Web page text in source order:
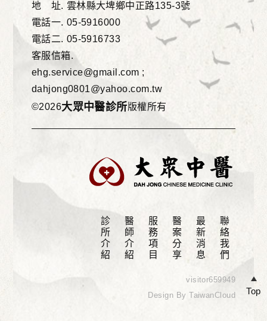
Top
地 址. 雲林縣大埤鄉中正路135-3號
電話一. 05-5916000
電話二. 05-5916733
客服信箱.
ehg.service@gmail.com ;
dahjong0801@yahoo.com.tw
©2026大眾中醫診所版權所有
診所介紹 醫師介紹 服務項目 醫案分享 最新消息 聯絡我們
visitor659949
Design By TaiwanCloud